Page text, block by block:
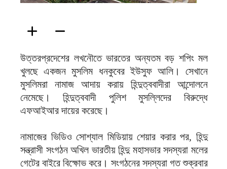
উত্তরপ্রদেশের লখনৌতে ভারতের অন্যতম বড় শপিং মল
খুলছে একজন মুসলিম ধনকুবের ইউসুফ আলি। সেখানে
মুসলিমরা নামাজ আদায় করায় হিন্দুত্ববাদীরা আন্দোলনে
নেমেছে। হিন্দুত্ববাদী পুলিশ মুসল্লিদের বিরুদ্ধে
এফআইআর দায়ের করেছে।
নামাজের ভিডিও সোশ্যাল মিডিয়ায় শেয়ার করার পর, হিন্দু
সন্ত্রাসী সংগঠন অখিল ভারতীয় হিন্দু মহাসভার সদস্যরা মলের
গেটের বাইরে বিক্ষোভ করে। সংগঠনের সদস্যরা গত শুক্রবার